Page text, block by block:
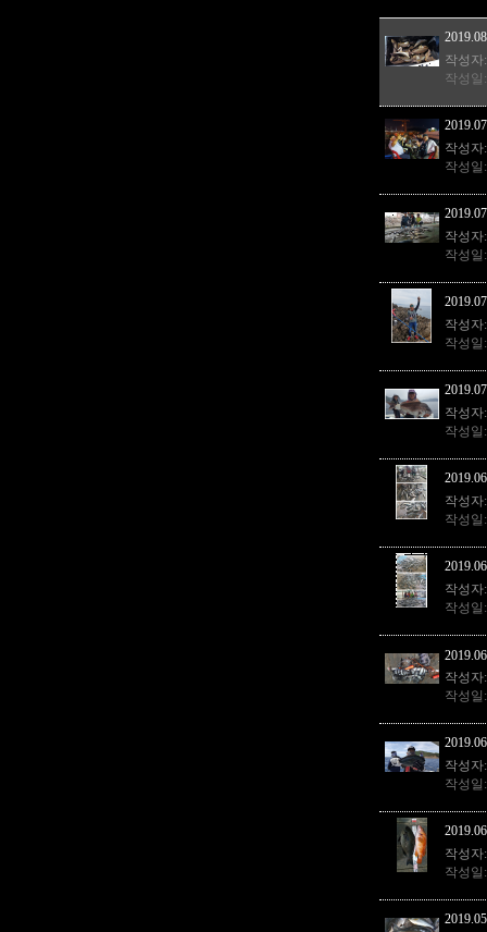
작성
작성
작성
작성
작성
작성
작성
작성
작성
작성
작성
작성
작성
작성
작성
작성
작성
작성
작성
작성